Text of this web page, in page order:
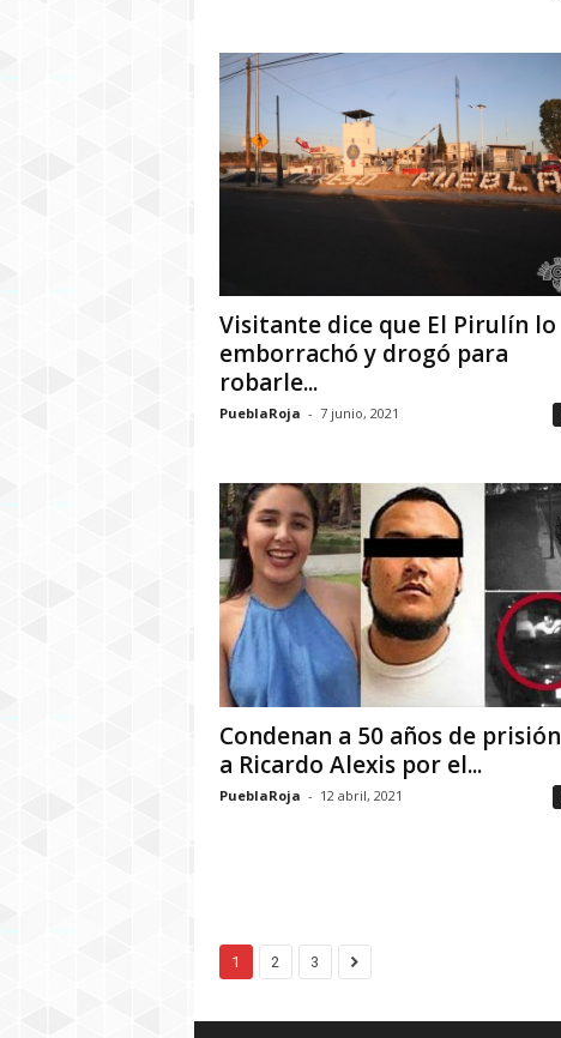
Visitante dice que El Pirulín lo
emborrachó y drogó para
robarle...
PueblaRoja - 7 junio, 2021
Condenan a 50 años de prisión
a Ricardo Alexis por el...
PueblaRoja - 12 abril, 2021
1 2 3